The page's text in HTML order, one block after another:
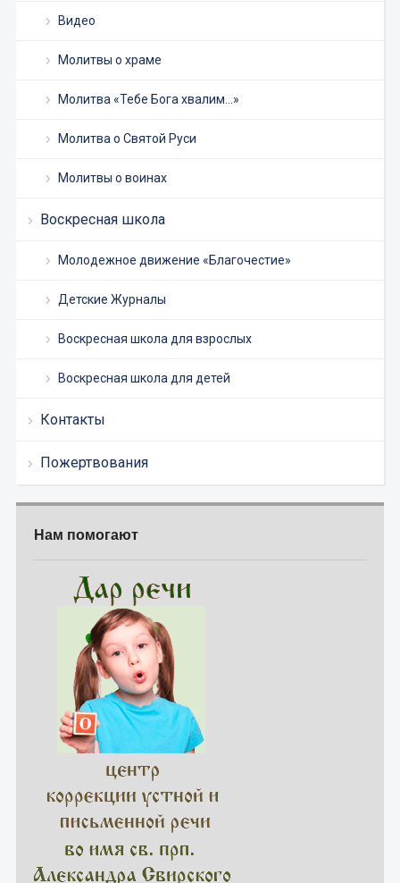
Видео
Молитвы о храме
Молитва «Тебе Бога хвалим…»
Молитва о Святой Руси
Молитвы о воинах
Воскресная школа
Молодежное движение «Благочестие»
Детские Журналы
Воскресная школа для взрослых
Воскресная школа для детей
Контакты
Пожертвования
Нам помогают